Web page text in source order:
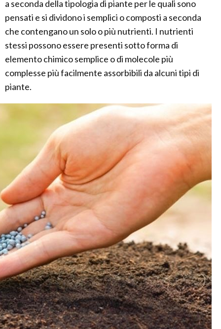
a seconda della tipologia di piante per le quali sono
pensati e si dividono i semplici o composti a seconda
che contengano un solo o più nutrienti. I nutrienti
stessi possono essere presenti sotto forma di
elemento chimico semplice o di molecole più
complesse più facilmente assorbibili da alcuni tipi di
piante.